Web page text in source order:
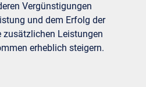
Vergünstigungen
und dem Erfolg der
zusätzlichen Leistungen
erheblich steigern.